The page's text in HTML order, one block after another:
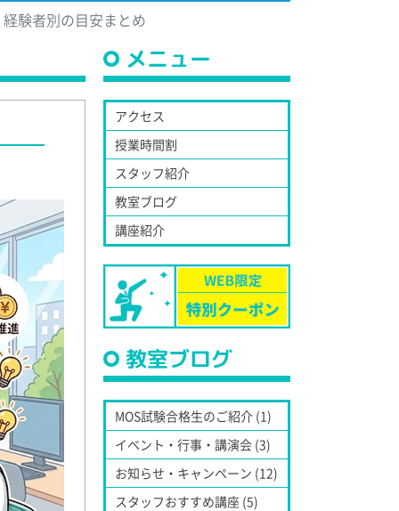
験者別の目安まとめ
メニュー
アクセス
授業時間割
スタッフ紹介
教室ブログ
講座紹介
教室ブログ
MOS試験合格生のご紹介 (1)
イベント・行事・講演会 (3)
お知らせ・キャンペーン (12)
スタッフおすすめ講座 (5)